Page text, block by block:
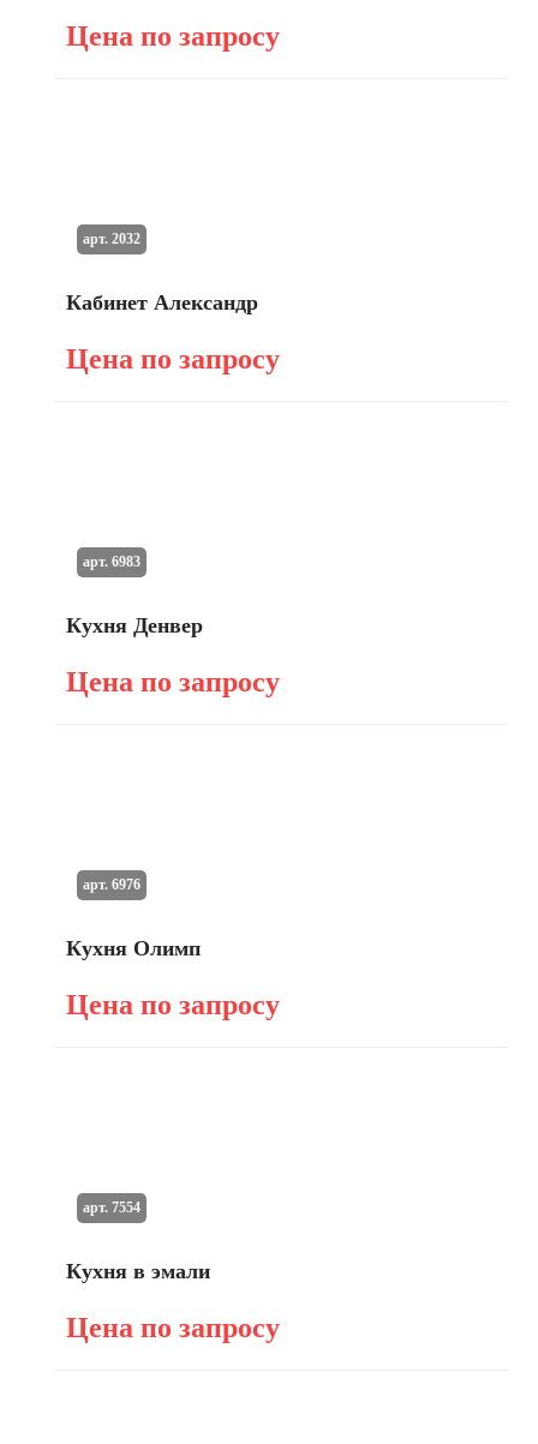
Цена по запросу
Кабинет Александр
Цена по запросу
арт. 2032
Кухня Денвер
Цена по запросу
арт. 6983
Кухня Олимп
Цена по запросу
арт. 6976
Кухня в эмали
Цена по запросу
арт. 7554